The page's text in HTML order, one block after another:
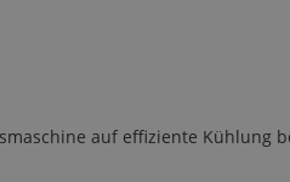
auf effiziente